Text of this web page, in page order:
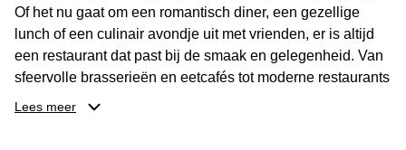
Of het nu gaat om een romantisch diner, een gezellige
lunch of een culinair avondje uit met vrienden, er is altijd
een restaurant dat past bij de smaak en gelegenheid. Van
sfeervolle brasserieën en eetcafés tot moderne restaurants
en gastronomische locaties: er is voor ieder wat wils.
Lees meer